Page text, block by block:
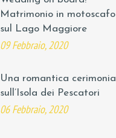
Matrimonio in motoscafo
sul Lago Maggiore
09 Febbraio, 2020
Una romantica cerimonia
sull’Isola dei Pescatori
06 Febbraio, 2020